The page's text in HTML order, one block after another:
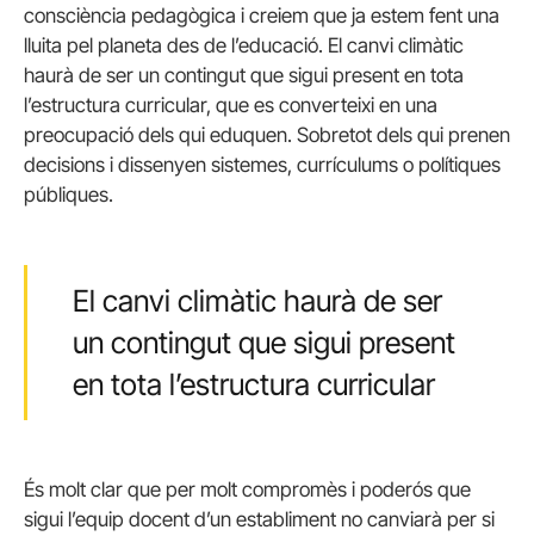
consciència pedagògica i creiem que ja estem fent una
lluita pel planeta des de l’educació. El canvi climàtic
haurà de ser un contingut que sigui present en tota
l’estructura curricular, que es converteixi en una
preocupació dels qui eduquen. Sobretot dels qui prenen
decisions i dissenyen sistemes, currículums o polítiques
públiques.
El canvi climàtic haurà de ser
un contingut que sigui present
en tota l’estructura curricular
És molt clar que per molt compromès i poderós que
sigui l’equip docent d’un establiment no canviarà per si